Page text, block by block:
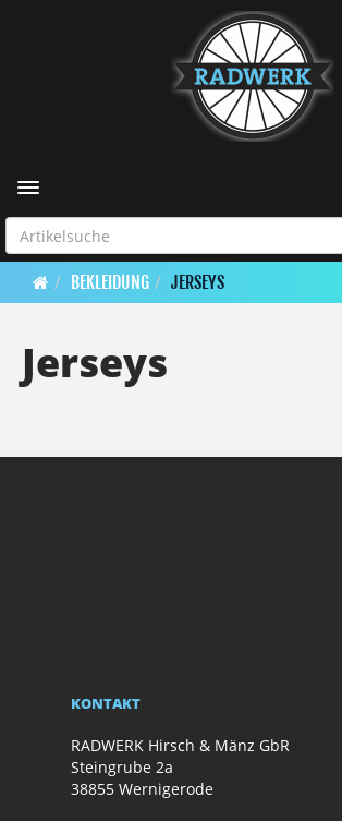
Toggle navigation
BEKLEIDUNG JERSEYS
Jerseys
KONTAKT
RADWERK Hirsch & Mänz GbR
Steingrube 2a
38855 Wernigerode